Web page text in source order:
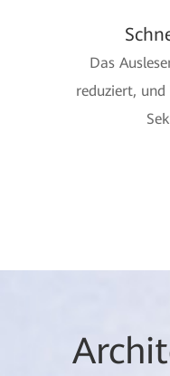
Das
reduziert, und
Arch